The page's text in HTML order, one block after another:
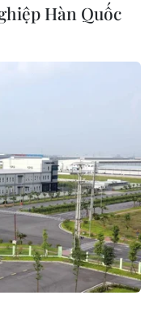
Hàn Quốc